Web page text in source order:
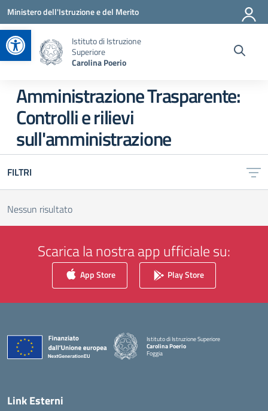
Apri la barra degli strumenti
Vai ai contenuti
Vai al menu di navigazione
Vai al footer
Ministero dell'Istruzione e del Merito
Istituto di Istruzione
Superiore
Carolina Poerio
Amministrazione Trasparente:
Controlli e rilievi
sull'amministrazione
FILTRI
Nessun risultato
Scarica la nostra app ufficiale su:
App Store Play Store
Istituto di Istruzione Superiore
Carolina Poerio
Foggia
— Visita la pagina iniziale della scuola
Link Esterni